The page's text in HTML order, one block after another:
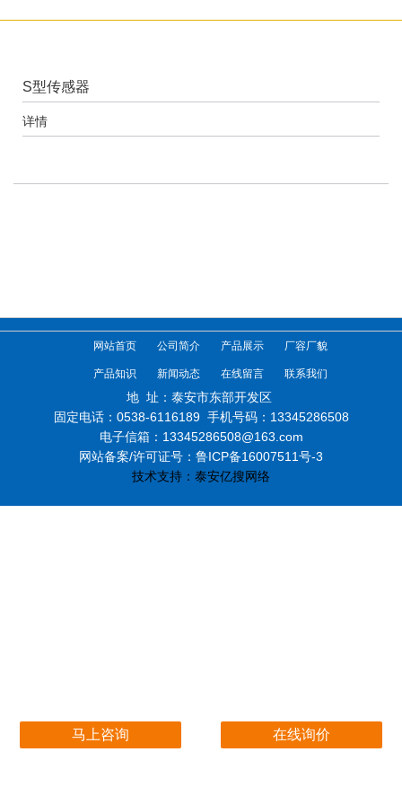
S型传感器
详情
马上咨询 在线询价
网站首页 公司简介 产品展示 厂容厂貌
产品知识 新闻动态 在线留言 联系我们
地 址：泰安市东部开发区
固定电话：0538-6116189 手机号码：13345286508
电子信箱：13345286508@163.com
网站备案/许可证号：鲁ICP备16007511号-3
技术支持： 泰安亿搜网络